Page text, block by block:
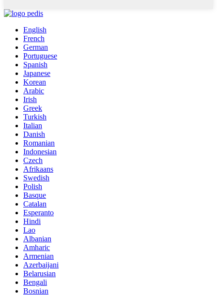
English
French
German
Portuguese
Spanish
Japanese
Korean
Arabic
Irish
Greek
Turkish
Italian
Danish
Romanian
Indonesian
Czech
Afrikaans
Swedish
Polish
Basque
Catalan
Esperanto
Hindi
Lao
Albanian
Amharic
Armenian
Azerbaijani
Belarusian
Bengali
Bosnian